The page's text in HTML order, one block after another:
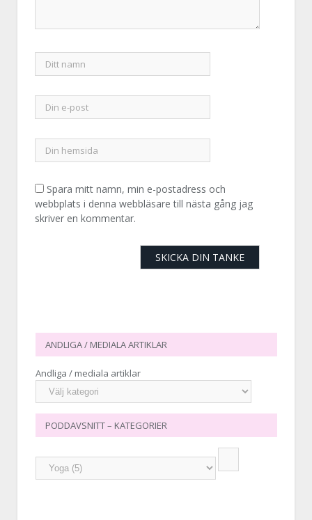
Spara mitt namn, min e-postadress och
webbplats i denna webbläsare till nästa gång jag
skriver en kommentar.
ANDLIGA / MEDIALA ARTIKLAR
Andliga / mediala artiklar
PODDAVSNITT – KATEGORIER